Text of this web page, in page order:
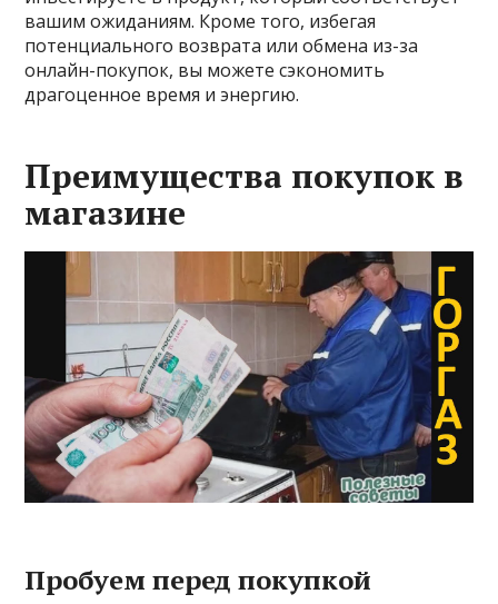
вашим ожиданиям. Кроме того, избегая
потенциального возврата или обмена из-за
онлайн-покупок, вы можете сэкономить
драгоценное время и энергию.
Преимущества покупок в
магазине
Пробуем перед покупкой